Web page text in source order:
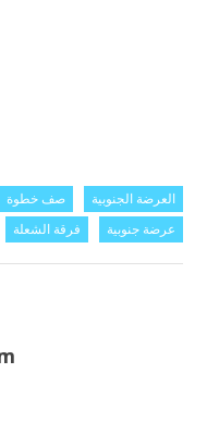
العرضة الجنوبية صف خطوة
عرضة جنوبية
فرقة الشعلة